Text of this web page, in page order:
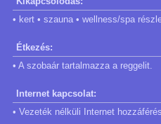
• kert • szauna • wellness/spa
Étkezés:
• A szobaár tartalmazza a reggelit.
Internet kapcsolat:
• Vezeték nélküli Internet